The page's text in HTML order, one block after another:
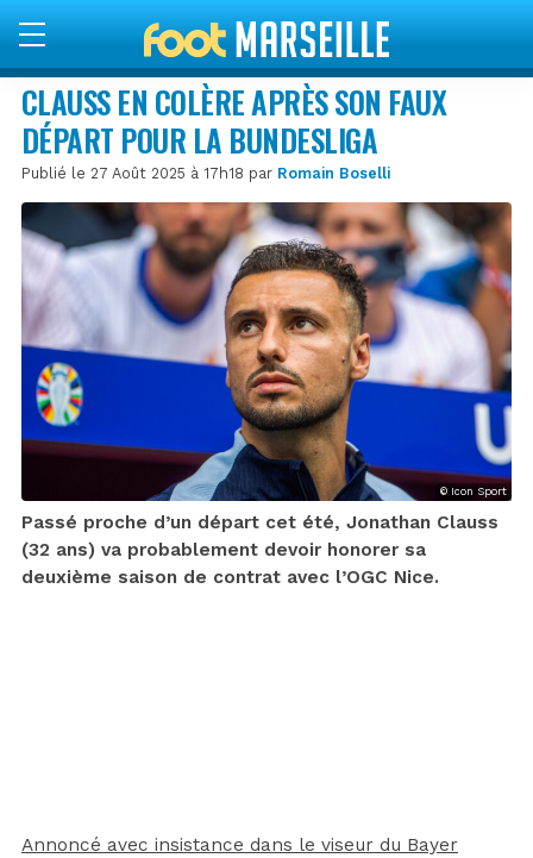
CLAUSS EN COLÈRE APRÈS SON FAUX
DÉPART POUR LA BUNDESLIGA
Publié le 27 Août 2025 à 17h18 par Romain Boselli
© Icon Sport
Passé proche d’un départ cet été, Jonathan Clauss
(32 ans) va probablement devoir honorer sa
deuxième saison de contrat avec l’OGC Nice.
Annoncé avec insistance dans le viseur du Bayer